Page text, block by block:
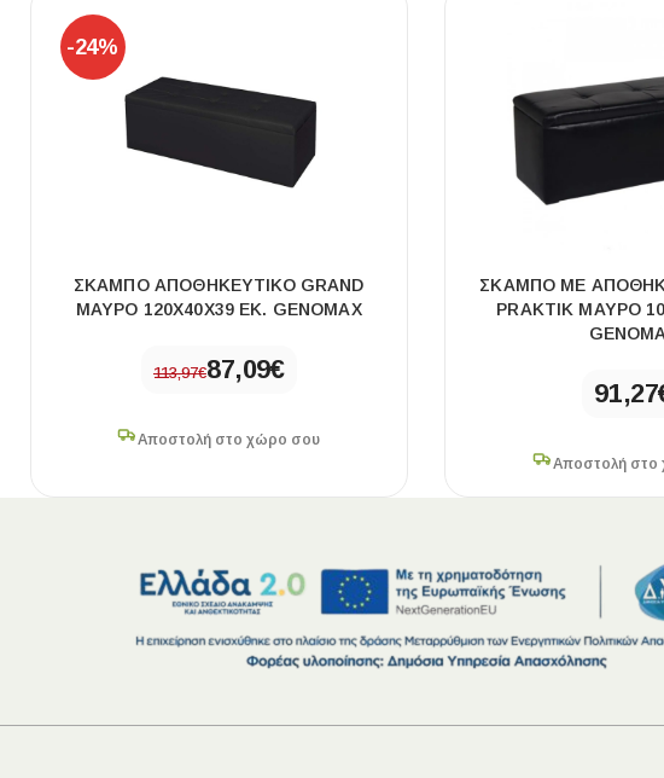
-24%
ΣΚΑΜΠΌ ΑΠΟΘΗΚΕΥΤΙΚΌ GRAND
ΜΑΎΡΟ 120X40X39 ΕΚ. GENOMAX
113,97€87,09€
Αποστολή στο χώρο σου
ΣΚΑΜΠΌ ΜΕ
PRAKTIK ΜΑΎΡΟ
91,27
Αποστολή